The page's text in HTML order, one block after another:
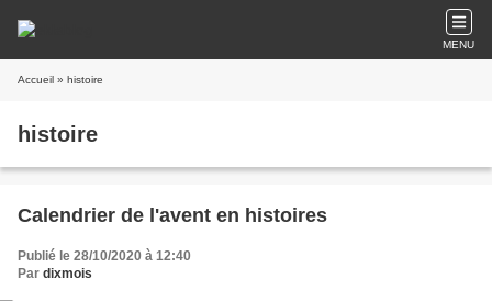
MENU
Accueil » histoire
histoire
Calendrier de l'avent en histoires
Publié le 28/10/2020 à 12:40
Par dixmois